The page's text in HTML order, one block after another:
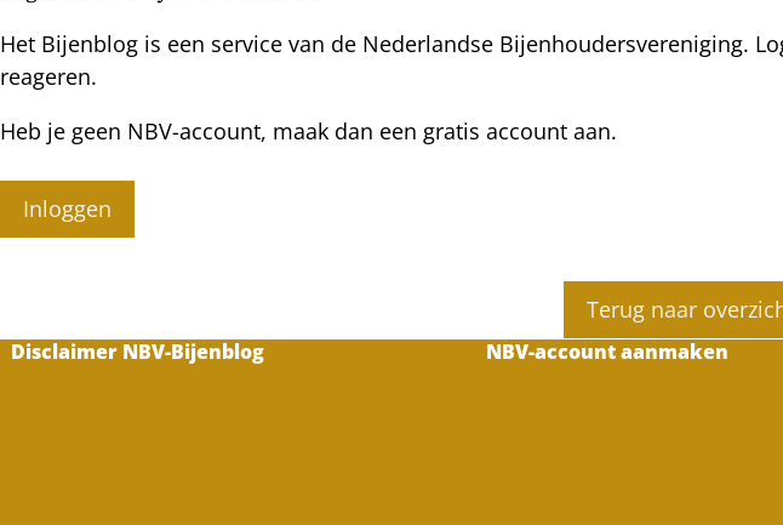
Het Bijenblog is een service van de Nederlandse Bijenhoudersvereniging.
reageren.
Heb je geen NBV-account, maak dan een gratis account aan.
Inloggen
Terug naar
Disclaimer NBV-Bijenblog NBV-account aanmaken